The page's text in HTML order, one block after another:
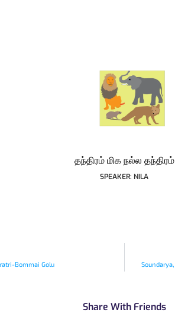
தந்திரம் மிக நல்ல தந்திரம்
SPEAKER: NILA
Bommai Golu
Share With Friends